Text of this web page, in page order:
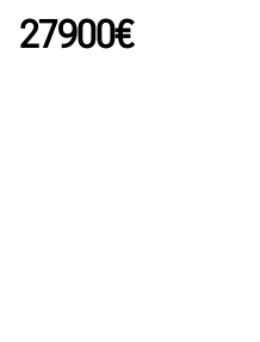
27900€